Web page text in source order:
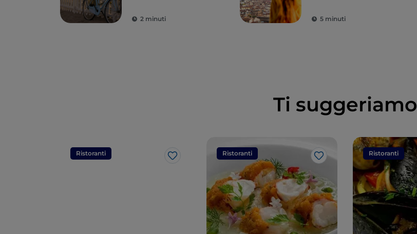
dei Marmi e
2 minuti
Toscana è il sogno
5 minuti
Ti suggeriamo
Ristoranti
Like
Ristoranti
Like
Ristoranti